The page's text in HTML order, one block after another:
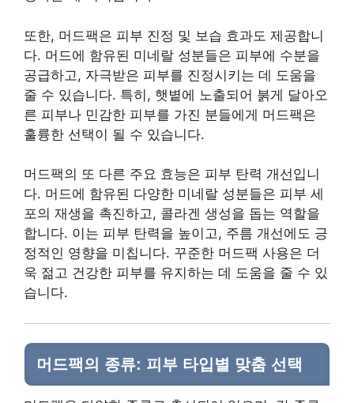
또한, 머드팩은 피부 진정 및 보습 효과도 제공합니
다. 머드에 함유된 미네랄 성분들은 피부에 수분을
공급하고, 자극받은 피부를 진정시키는 데 도움을
줄 수 있습니다. 특히, 햇볕에 노출되어 붉게 달아오
른 피부나 민감한 피부를 가진 분들에게 머드팩은
훌륭한 선택이 될 수 있습니다.
머드팩의 또 다른 주요 효능은 피부 탄력 개선입니
다. 머드에 함유된 다양한 미네랄 성분들은 피부 세
포의 재생을 촉진하고, 콜라겐 생성을 돕는 역할을
합니다. 이는 피부 탄력을 높이고, 주름 개선에도 긍
정적인 영향을 미칩니다. 꾸준한 머드팩 사용은 더
욱 젊고 건강한 피부를 유지하는 데 도움을 줄 수 있
습니다.
머드팩의 종류: 피부 타입별 맞춤 선택